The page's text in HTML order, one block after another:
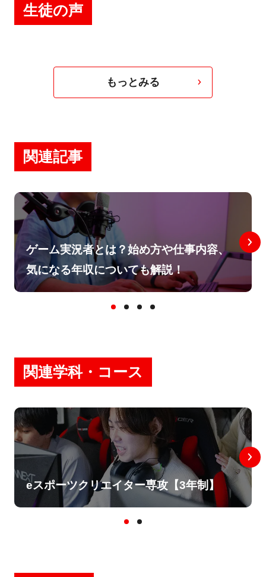
生徒の声
もっとみる
関連記事
ゲーム実況者とは？始め方や仕事内容、
気になる年収についても解説！
関連学科・コース
eスポーツクリエイター専攻【3年制】